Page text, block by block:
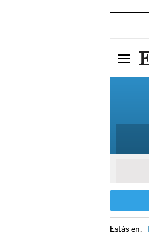
Estás en: